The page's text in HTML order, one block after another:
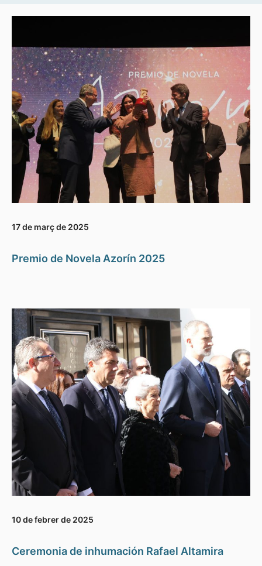
17 de març de 2025
Premio de Novela Azorín 2025
10 de febrer de 2025
Ceremonia de inhumación Rafael Altamira